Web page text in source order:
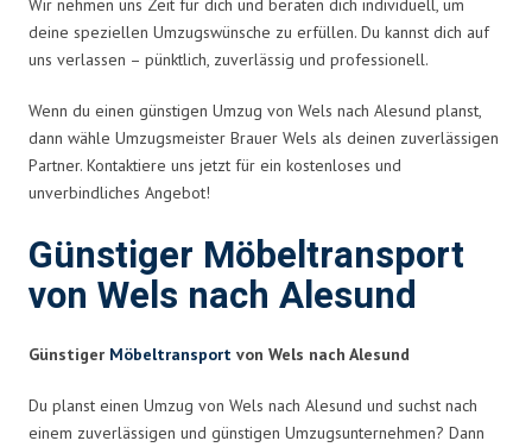
Wir nehmen uns Zeit für dich und beraten dich individuell, um
deine speziellen Umzugswünsche zu erfüllen. Du kannst dich auf
uns verlassen – pünktlich, zuverlässig und professionell.
Wenn du einen günstigen Umzug von Wels nach Alesund planst,
dann wähle Umzugsmeister Brauer Wels als deinen zuverlässigen
Partner. Kontaktiere uns jetzt für ein kostenloses und
unverbindliches Angebot!
Günstiger Möbeltransport
von Wels nach Alesund
Günstiger Möbeltransport von Wels nach Alesund
Du planst einen Umzug von Wels nach Alesund und suchst nach
einem zuverlässigen und günstigen Umzugsunternehmen? Dann